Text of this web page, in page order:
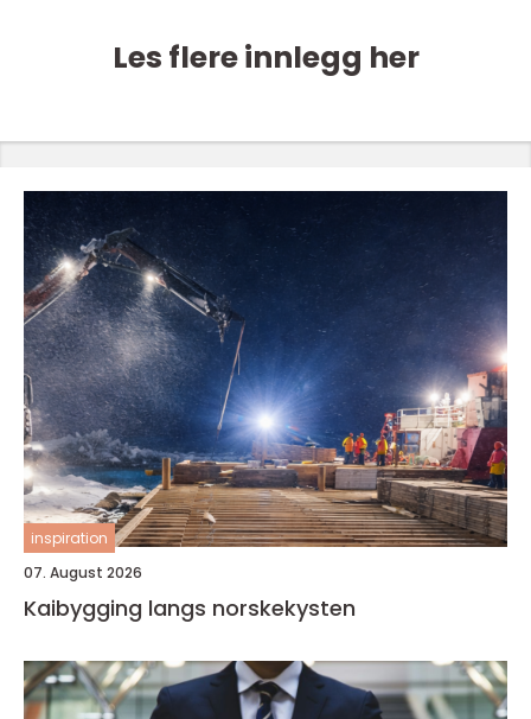
Les flere innlegg her
inspiration
07. August 2026
Kaibygging langs norskekysten